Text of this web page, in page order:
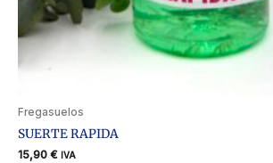
Fregasuelos
SUERTE RAPIDA
15,90 € IVA